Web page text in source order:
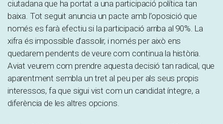
ciutadana que ha portat a una participació política tan
baixa. Tot seguit anuncia un pacte amb l’oposició que
només es farà efectiu si la participació arriba al 90%. La
xifra és impossible d’assolir, i només per això ens
quedarem pendents de veure com continua la història.
Aviat veurem com prendre aquesta decisió tan radical, que
aparentment sembla un tret al peu per als seus propis
interessos, fa que sigui vist com un candidat íntegre, a
diferència de les altres opcions.